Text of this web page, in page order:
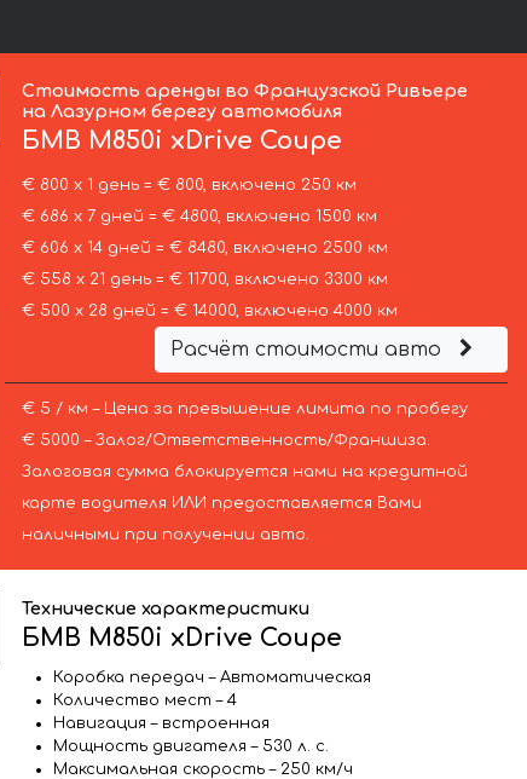
Стоимость аренды во Французской Ривьере
на Лазурном берегу автомобиля
БМВ M850i xDrive Coupe
€ 800 х 1 день = € 800, включено 250 км
€ 686 х 7 дней = € 4800, включено 1500 км
€ 606 х 14 дней = € 8480, включено 2500 км
€ 558 х 21 день = € 11700, включено 3300 км
€ 500 х 28 дней = € 14000, включено 4000 км
Расчёт стоимости авто
€ 5 / км – Цена за превышение лимита по пробегу
€ 5000 – Залог/Ответственность/Франшиза.
Залоговая сумма блокируется нами на кредитной
карте водителя ИЛИ предоставляется Вами
наличными при получении авто.
Технические характеристики
БМВ M850i xDrive Coupe
Коробка передач – Автоматическая
Количество мест – 4
Навигация – встроенная
Мощность двигателя – 530 л. с.
Максимальная скорость – 250 км/ч